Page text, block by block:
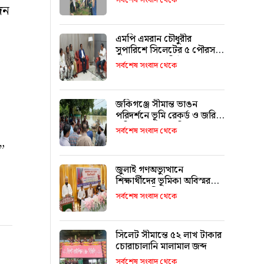
এমপি এমরান চৌধুরীর
সুপারিশে সিলেটের ৫ পৌরসভা
পাচ্ছে ৫ শ কোটি টাকা
সর্বশেষ সংবাদ থেকে
জকিগঞ্জে সীমান্ত ভাঙন
পরিদর্শনে ভূমি রেকর্ড ও জরিপ
অধিদপ্তরের মহাপরিচালক
সর্বশেষ সংবাদ থেকে
জুলাই গণঅভ্যুত্থানে
শিক্ষার্থীদের ভূমিকা অবিস্মরণীয়
: এম এ মালিক
সর্বশেষ সংবাদ থেকে
সিলেট সীমান্তে ৫২ লাখ টাকার
চোরাচালানি মালামাল জব্দ